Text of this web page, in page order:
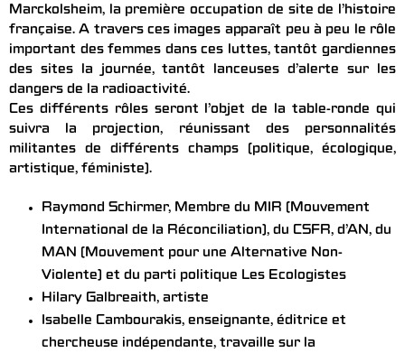
Marckolsheim, la première occupation de site de l’histoire
française. A travers ces images apparaît peu à peu le rôle
important des femmes dans ces luttes, tantôt gardiennes
des sites la journée, tantôt lanceuses d’alerte sur les
dangers de la radioactivité.
Ces différents rôles seront l’objet de la table-ronde qui
suivra la projection, réunissant des personnalités
militantes de différents champs (politique, écologique,
artistique, féministe).
Raymond Schirmer, Membre du MIR (Mouvement
International de la Réconciliation), du CSFR, d’AN, du
MAN (Mouvement pour une Alternative Non-
Violente) et du parti politique Les Ecologistes
Hilary Galbreaith, artiste
Isabelle Cambourakis, enseignante, éditrice et
chercheuse indépendante, travaille sur la